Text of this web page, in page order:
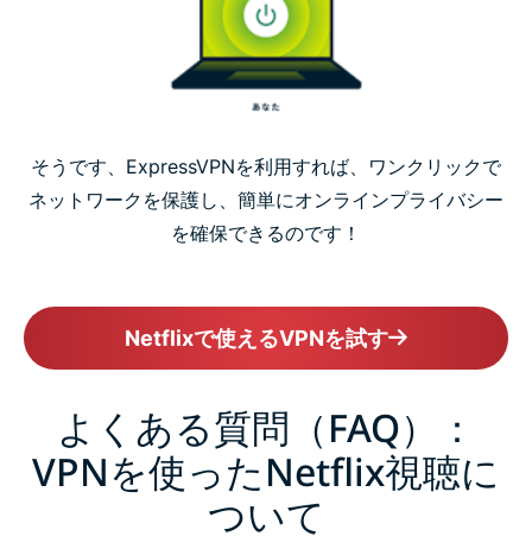
そうです、ExpressVPNを利用すれば、ワンクリックで
ネットワークを保護し、簡単にオンラインプライバシー
を確保できるのです！
Netflixで使えるVPNを試す
よくある質問（FAQ）：
VPNを使ったNetflix視聴に
ついて